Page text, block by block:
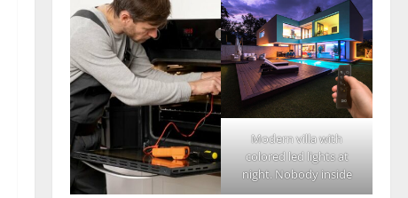
Modern villa with
colored led lights at
night. Nobody inside